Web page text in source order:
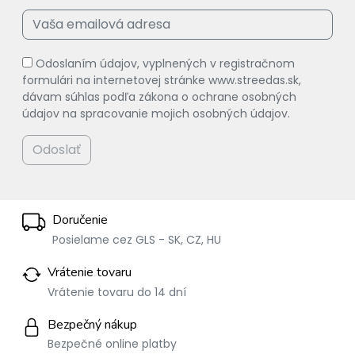
Odoslaním údajov, vyplnených v registračnom
formulári na internetovej stránke www.streedas.sk,
dávam súhlas podľa zákona o ochrane osobných
údajov na spracovanie mojich osobných údajov.
Odoslať
Doručenie
Posielame cez GLS - SK, CZ, HU
Vrátenie tovaru
Vrátenie tovaru do 14 dní
Bezpečný nákup
Bezpečné online platby